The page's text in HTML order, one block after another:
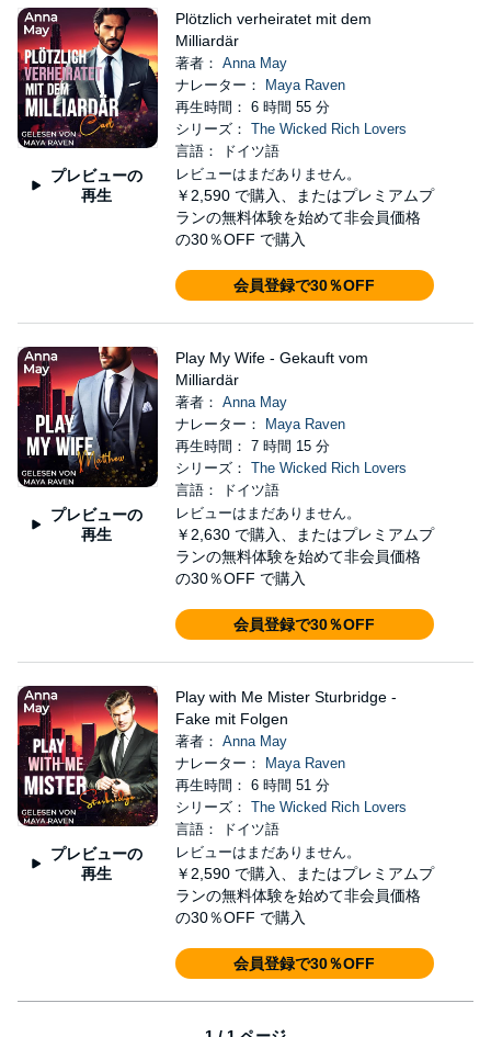
プレビューの
再生
Plötzlich verheiratet mit dem
Milliardär
著者： Anna May
ナレーター：
Maya Raven
再生時間： 6 時間 55 分
シリーズ： The Wicked Rich Lovers
言語： ドイツ語
レビューはまだありません。
￥2,590 で購入、またはプレミアムプ
ランの無料体験を始めて非会員価格
の30％OFF で購入
会員登録で30％OFF
プレビューの
再生
Play My Wife - Gekauft vom
Milliardär
著者： Anna May
ナレーター：
Maya Raven
再生時間： 7 時間 15 分
シリーズ： The Wicked Rich Lovers
言語： ドイツ語
レビューはまだありません。
￥2,630 で購入、またはプレミアムプ
ランの無料体験を始めて非会員価格
の30％OFF で購入
会員登録で30％OFF
プレビューの
再生
Play with Me Mister Sturbridge -
Fake mit Folgen
著者： Anna May
ナレーター：
Maya Raven
再生時間： 6 時間 51 分
シリーズ： The Wicked Rich Lovers
言語： ドイツ語
レビューはまだありません。
￥2,590 で購入、またはプレミアムプ
ランの無料体験を始めて非会員価格
の30％OFF で購入
会員登録で30％OFF